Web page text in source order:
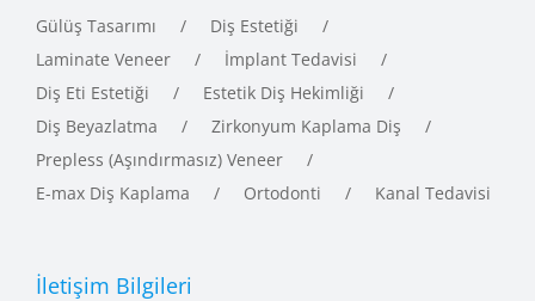
Gülüş Tasarımı
Diş Estetiği
Laminate Veneer
İmplant Tedavisi
Diş Eti Estetiği
Estetik Diş Hekimliği
Diş Beyazlatma
Zirkonyum Kaplama Diş
Prepless (Aşındırmasız) Veneer
E-max Diş Kaplama
Ortodonti Kanal Tedavisi
İletişim Bilgileri